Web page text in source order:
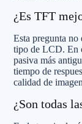
¿Es TFT
Esta pregunta no
tipo de LCD. En
pasiva más
tiempo de
calidad de
¿Son todas